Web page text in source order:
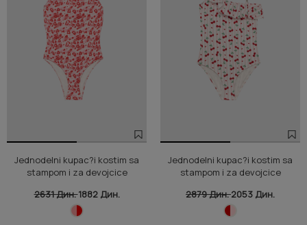
Jednodelni kupac?i kostim sa
stampom i za devojcice
2631 Дин.1882 Дин.
Jednodelni kupac?i kostim sa
stampom i za devojcice
2879 Дин.2053 Дин.